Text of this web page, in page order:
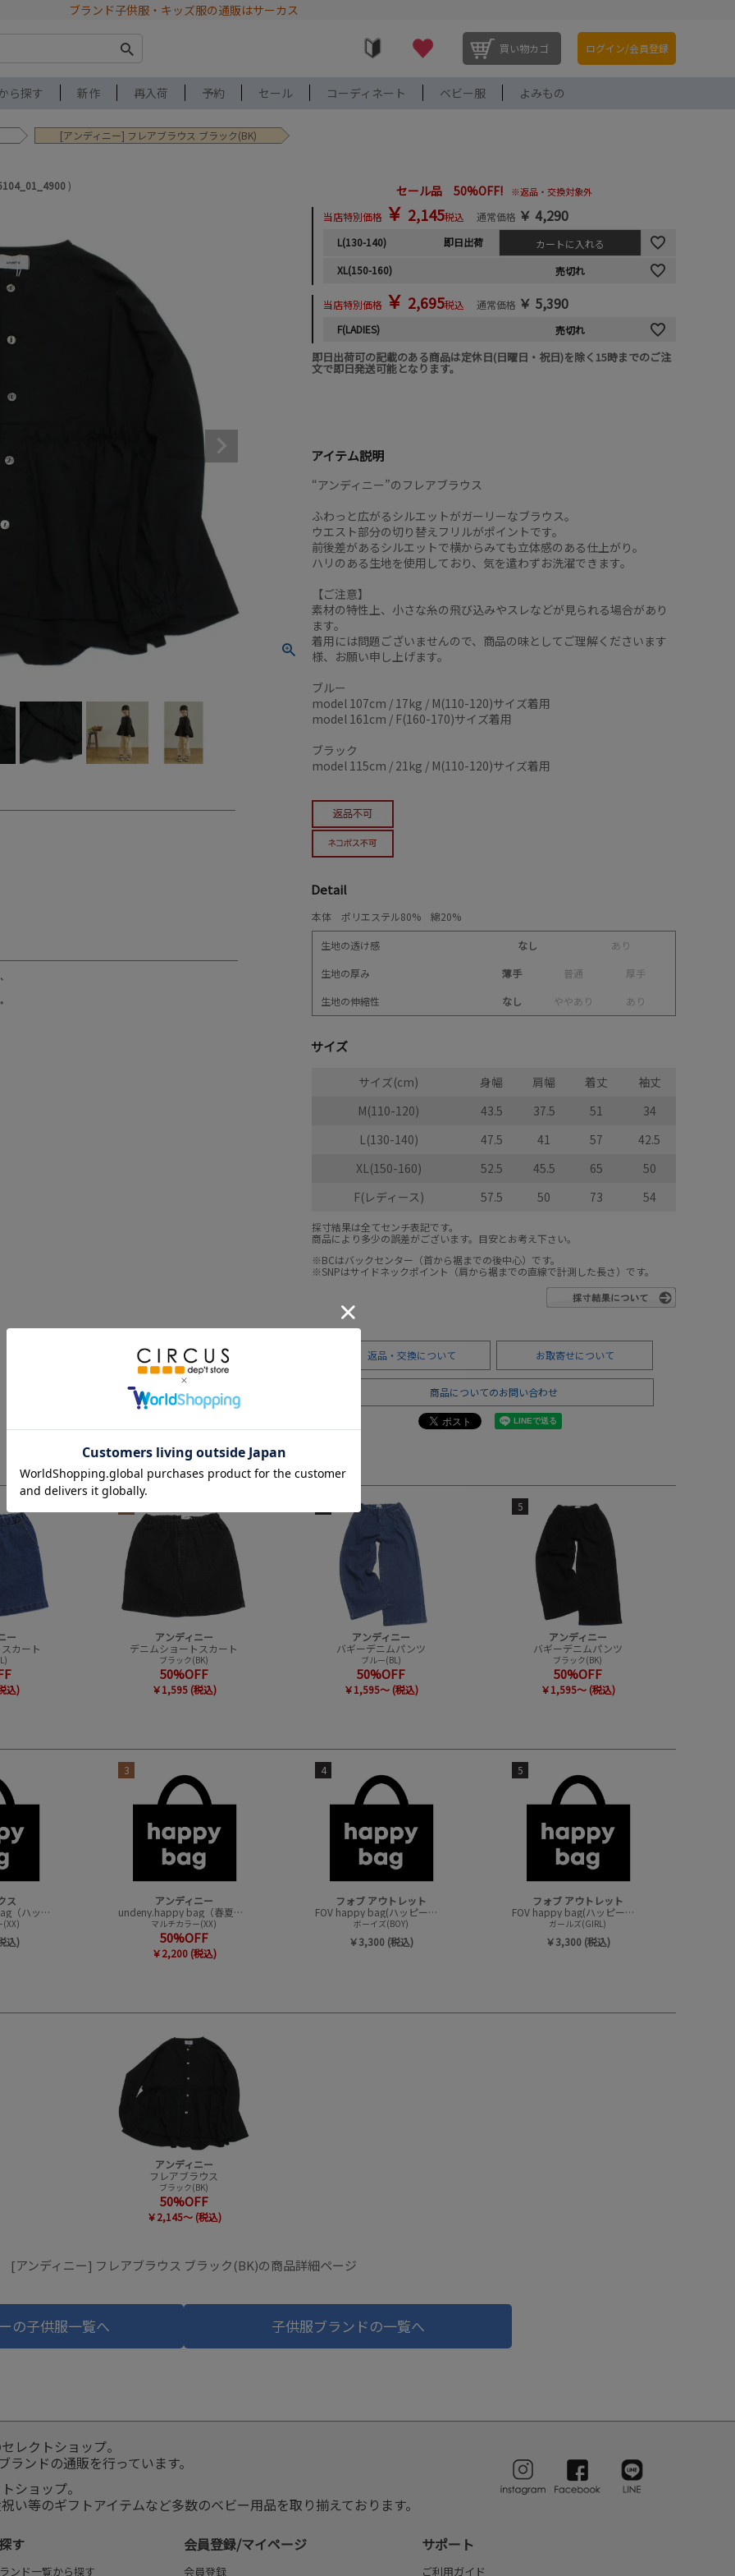
ブランド子供服・キッズ服の通販はサーカス
買い物カゴ ログイン/会員登録
ら探す 新作 再入荷 予約 セール コーディネート ベビー服 よみもの
[アンディニー] フレアブラウス ブラック(BK)
セール品 50%OFF! ※返品・交換対象外
当店特別価格 ￥ 2,145税込 通常価格 ￥ 4,290
L(130-140) 即日出荷
カートに入れる
XL(150-160)
売切れ
当店特別価格 ￥ 2,695税込 通常価格 ￥ 5,390
F(LADIES) 売切れ
即日出荷可の記載のある商品は定休日(日曜日・祝日)を除く15時までのご注
文で即日発送可能となります。
アイテム説明
“アンディニー”のフレアブラウス
ふわっと広がるシルエットがガーリーなブラウス。
ウエスト部分の切り替えフリルがポイントです。
前後差があるシルエットで横からみても立体感のある仕上がり。
ハリのある生地を使用しており、気を遣わずお洗濯できます。
【ご注意】
素材の特性上、小さな糸の飛び込みやスレなどが見られる場合があり
ます。
着用には問題ございませんので、商品の味としてご理解くださいます
様、お願い申し上げます。
ブルー
model 107cm / 17kg / M(110-120)サイズ着用
model 161cm / F(160-170)サイズ着用
ブラック
model 115cm / 21kg / M(110-120)サイズ着用
Detail
本体 ポリエステル80% 綿20%
生地の透け感 なし あ り
生地の厚み
薄手 普通 厚手
生地の伸縮性
なし ややあ り あ り
サイズ
サイズ(cm) 身幅 肩幅 着丈
袖丈
M(110-120)
43.5 37.5 51
34
L(130-140)
47.5 41 57
42.5
XL(150-160)
52.5 45.5 65
50
F(レディース)
57.5 50 73 54
採寸結果は全てセンチ表記です。
商品により多少の誤差がございます。目安とお考え下さい。
※BCはバックセンター（首から裾までの後中心）です。
※SNPはサイドネックポイント（肩から裾までの直線で計測した長さ）です。
返品・交換について お取寄せについて
商品についてのお問い合わせ
ー
カート
込)
アンディニー
デニムショートスカート
ブラック(BK)
50%OFF
￥1,595 (税込)
アンディニー
バギーデニムパンツ
ブルー(BL)
50%OFF
￥1,595～ (税込)
5
アンディニー
バギーデニムパンツ
ブラック(BK)
50%OFF
￥1,595～ (税込)
ス
CONVEX happy bag（ハッピーバック）
(XX)
込)
3
アンディニー
undeny.happy bag（春夏アイテムハッピーバック）
マルチカラー(XX)
50%OFF
￥2,200 (税込)
4
フォブ アウトレット
FOV happy bag(ハッピーバック/トップスセット)
ボーイズ(BOY)
￥3,300 (税込)
5
フォブ アウトレット
FOV happy bag(ハッピーバック/トップスセット)
ガールズ(GIRL)
￥3,300 (税込)
アンディニー
フレアブラウス
ブラック(BK)
50%OFF
￥2,145～ (税込)
[アンディニー] フレアブラウス ブラック(BK)の商品詳細ページ
の子供服一覧へ 子供服ブランドの一覧へ
レクトショップ。
ランドの通販を行っています。
ショップ。
い等のギフトアイテムなど多数のベビー用品を取り揃えております。
す
ンド一覧から探す
会員登録/マイページ
会員登録
サポート
ご利用ガイド